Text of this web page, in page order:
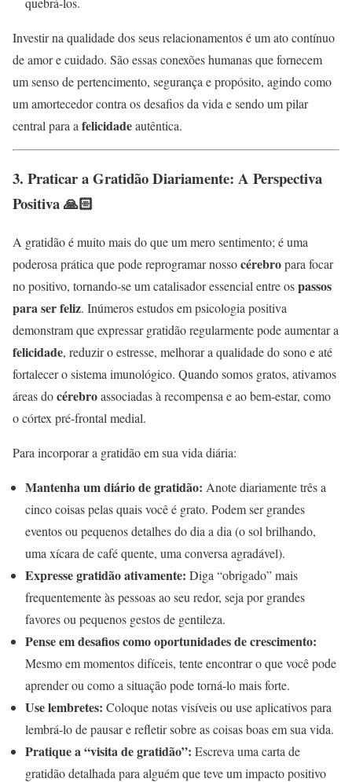
Investir na qualidade dos seus relacionamentos é um ato contínuo
de amor e cuidado. São essas conexões humanas que fornecem
um senso de pertencimento, segurança e propósito, agindo como
um amortecedor contra os desafios da vida e sendo um pilar
central para afelicidadeautêntica.
3. Praticar a Gratidão Diariamente: A Perspectiva
Positiva 🙏🏻
A gratidão é muito mais do que um mero sentimento; é uma
poderosa prática que pode reprogramar nossocérebropara focar
no positivo, tornando-se um catalisador essencial entre ospassos
para ser feliz. Inúmeros estudos em psicologia positiva
demonstram que expressar gratidão regularmente pode aumentar a
felicidade, reduzir o estresse, melhorar a qualidade do sono e até
fortalecer o sistema imunológico. Quando somos gratos, ativamos
áreas docérebroassociadas à recompensa e ao bem-estar, como
o córtex pré-frontal medial.
Para incorporar a gratidão em sua vida diária:
Mantenha um diário de gratidão: Anote diariamente três a
cinco coisas pelas quais você é grato. Podem ser grandes
eventos ou pequenos detalhes do dia a dia (o sol brilhando,
uma xícara de café quente, uma conversa agradável).
Expresse gratidão ativamente: Diga “obrigado” mais
frequentemente às pessoas ao seu redor, seja por grandes
favores ou pequenos gestos de gentileza.
Pense em desafios como oportunidades de crescimento:
Mesmo em momentos difíceis, tente encontrar o que você pode
aprender ou como a situação pode torná-lo mais forte.
Use lembretes: Coloque notas visíveis ou use aplicativos para
lembrá-lo de pausar e refletir sobre as coisas boas em sua vida.
Pratique a “visita de gratidão”: Escreva uma carta de
gratidão detalhada para alguém que teve um impacto positivo